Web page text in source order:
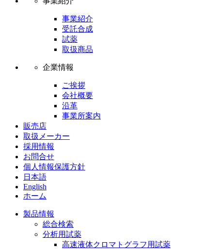
事業紹介
受託合成
試薬
取扱商品
企業情報
ご挨拶
会社概要
沿革
事業所案内
販売店
取扱メーカー
採用情報
お問合せ
個人情報保護方針
日本語
English
ホーム
製品情報
総合検索
分析用試薬
高速液体クロマトグラフ用試薬